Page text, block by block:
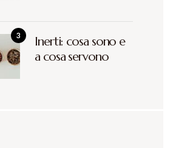
Inerti: cosa sono e
a cosa servono